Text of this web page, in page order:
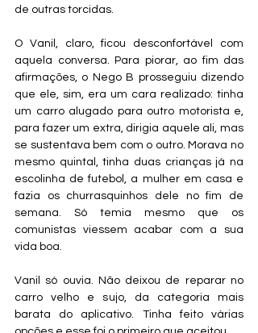
de outras torcidas.
O Vanil, claro, ficou desconfortável com
aquela conversa. Para piorar, ao fim das
afirmações, o Nego B prosseguiu dizendo
que ele, sim, era um cara realizado: tinha
um carro alugado para outro motorista e,
para fazer um extra, dirigia aquele ali, mas
se sustentava bem com o outro. Morava no
mesmo quintal, tinha duas crianças já na
escolinha de futebol, a mulher em casa e
fazia os churrasquinhos dele no fim de
semana. Só temia mesmo que os
comunistas viessem acabar com a sua
vida boa.
Vanil só ouvia. Não deixou de reparar no
carro velho e sujo, da categoria mais
barata do aplicativo. Tinha feito várias